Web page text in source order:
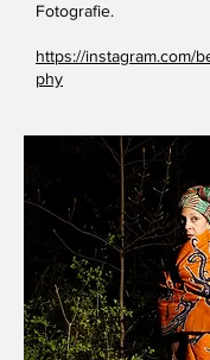
Fotografie.
https://instagram.com/
phy